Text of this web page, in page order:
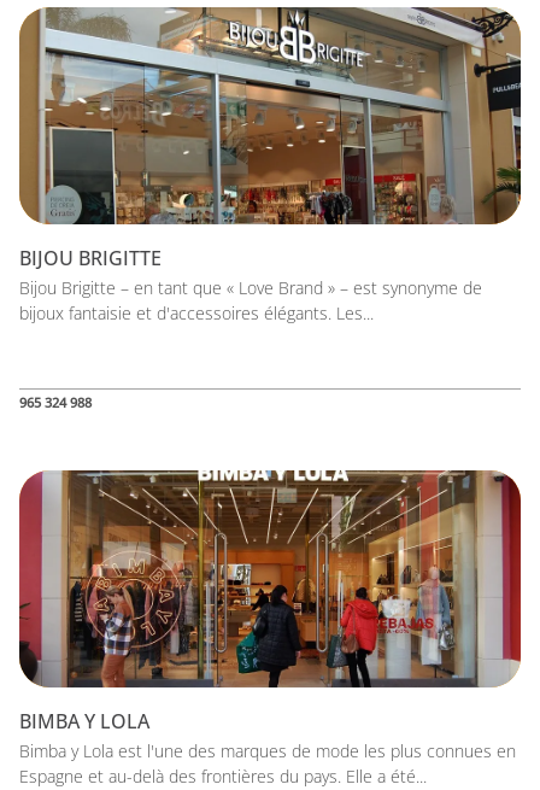
BIJOU BRIGITTE
Bijou Brigitte – en tant que « Love Brand » – est synonyme de
bijoux fantaisie et d'accessoires élégants. Les...
965 324 988
BIMBA Y LOLA
Bimba y Lola est l'une des marques de mode les plus connues en
Espagne et au-delà des frontières du pays. Elle a été...